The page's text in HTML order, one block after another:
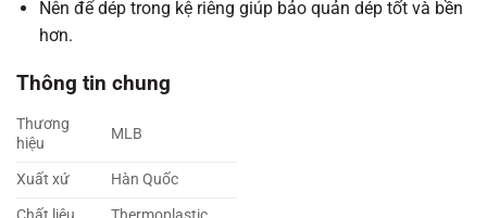
Nên để dép trong kệ riêng giúp bảo quản dép tốt và bền
hơn.
Thông tin chung
Thương
hiệu
MLB
Xuất xứ
Hàn Quốc